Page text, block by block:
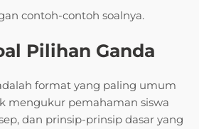
contoh-contoh soalnya.
Pilihan Ganda
format yang paling umum
mengukur pemahaman siswa
dan prinsip-prinsip dasar yang